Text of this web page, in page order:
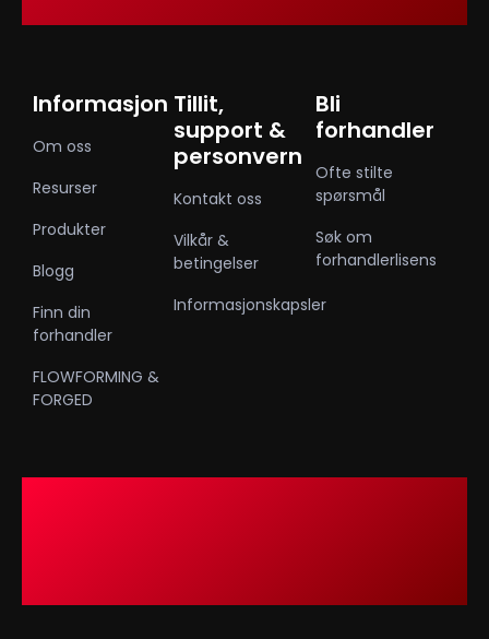
Informasjon
Om oss
Resurser
Produkter
Blogg
Finn din
forhandler
FLOWFORMING &
FORGED
Tillit,
support &
personvern
Kontakt oss
Vilkår &
betingelser
Informasjonskapsler
Bli
forhandler
Ofte stilte
spørsmål
Søk om
forhandlerlisens